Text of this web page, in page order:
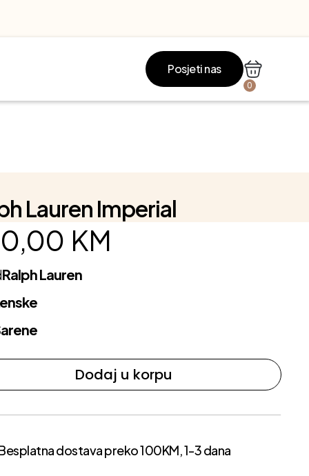
Posjeti nas
0
Lauren Imperial
KM
Ralph Lauren
Dodaj u korpu
dostava preko 100KM, 1-3 dana